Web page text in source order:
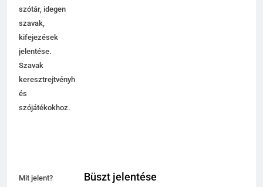
szótár, idegen
szavak,
kifejezések
jelentése.
Szavak
keresztrejtvényhez
és
szójátékokhoz.
Mit jelent?
Büszt jelentése